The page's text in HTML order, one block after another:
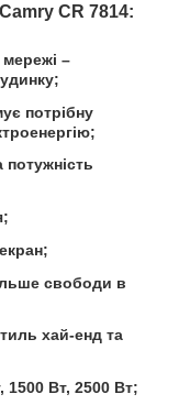
CR 7814:
мережі –
потрібну
свободи в
хай-енд та
1500 Вт, 2500 Вт;